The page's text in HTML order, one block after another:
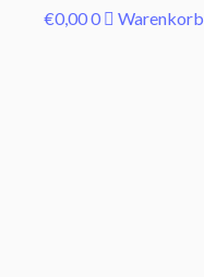
€0,000 Warenkorb